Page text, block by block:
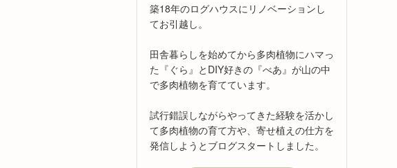
築18年のログハウスにリノベーションし
てお引越し。
田舎暮らしを始めてから多肉植物にハマっ
た『ぐら』とDIY好きの『べあ』が山の中
で多肉植物を育てています。
試行錯誤しながらやってきた経験を活かし
て多肉植物の育て方や、寄せ植えの仕方を
発信しようとブログスタートしました。